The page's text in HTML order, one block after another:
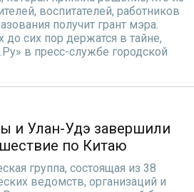
воспитателей, работников
получит грант мэра.
сих пор держатся в тайне,
в пресс-службе городской
и Улан-Удэ завершили
по Китаю
группа, состоящая из 38
ведомств, организаций и